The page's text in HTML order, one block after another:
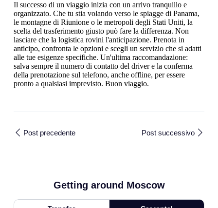
Il successo di un viaggio inizia con un arrivo tranquillo e
organizzato. Che tu stia volando verso le spiagge di Panama,
le montagne di Riunione o le metropoli degli Stati Uniti, la
scelta del trasferimento giusto può fare la differenza. Non
lasciare che la logistica rovini l'anticipazione. Prenota in
anticipo, confronta le opzioni e scegli un servizio che si adatti
alle tue esigenze specifiche. Un'ultima raccomandazione:
salva sempre il numero di contatto del driver e la conferma
della prenotazione sul telefono, anche offline, per essere
pronto a qualsiasi imprevisto. Buon viaggio.
Post precedente Post successivo
Getting around Moscow